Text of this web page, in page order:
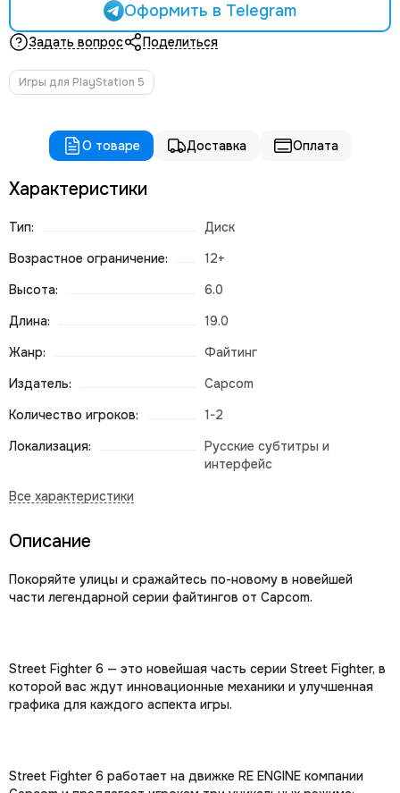
Оформить в Telegram
Задать вопрос Поделиться
Игры для PlayStation 5
О товаре Доставка Оплата
Характеристики
Тип:
Диск
Возрастное ограничение:
12+
Высота:
6.0
Длина:
19.0
Жанр:
Файтинг
Издатель:
Capcom
Количество игроков:
1-2
Локализация:
Русские субтитры и
интерфейс
Описание
Покоряйте улицы и сражайтесь по-новому в новейшей
части легендарной серии файтингов от Capcom.
Street Fighter 6 — это новейшая часть серии Street Fighter, в
которой вас ждут инновационные механики и улучшенная
графика для каждого аспекта игры.
Street Fighter 6 работает на движке RE ENGINE компании